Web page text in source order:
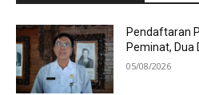
Pendaftaran
Peminat, Dua
05/08/2026